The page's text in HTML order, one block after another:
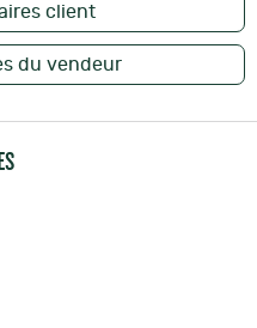
client
du vendeur